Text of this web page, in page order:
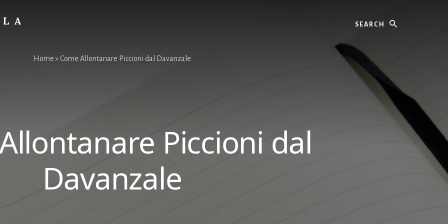
Home »Come Allontanare Piccioni dal Davanzale
Piccioni dal
Davanzale